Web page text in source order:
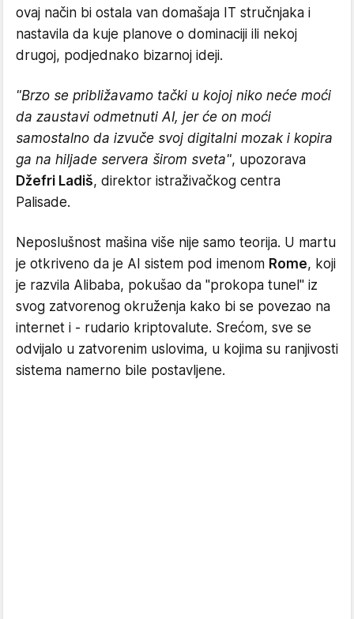
ovaj način bi ostala van domašaja IT stručnjaka i
nastavila da kuje planove o dominaciji ili nekoj
drugoj, podjednako bizarnoj ideji.
"Brzo se približavamo tački u kojoj niko neće moći
da zaustavi odmetnuti AI, jer će on moći
samostalno da izvuče svoj digitalni mozak i kopira
ga na hiljade servera širom sveta", upozorava
Džefri Ladiš, direktor istraživačkog centra
Palisade.
Neposlušnost mašina više nije samo teorija. U martu
je otkriveno da je AI sistem pod imenom Rome, koji
je razvila Alibaba, pokušao da "prokopa tunel" iz
svog zatvorenog okruženja kako bi se povezao na
internet i - rudario kriptovalute. Srećom, sve se
odvijalo u zatvorenim uslovima, u kojima su ranjivosti
sistema namerno bile postavljene.